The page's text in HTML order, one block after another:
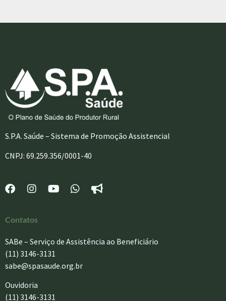
S.P.A. Saúde – Sistema de Promoção Assistencial
CNPJ: 69.259.356/0001-40
Contatos
SABe – Serviço de Assistência ao Beneficiário
(11) 3146-3131
sabe@spasaude.org.br
Ouvidoria
(11) 3146-3131